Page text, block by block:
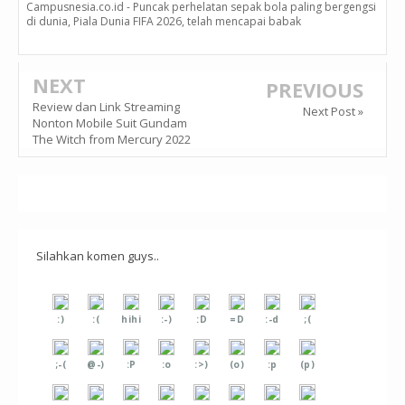
Campusnesia.co.id - Puncak perhelatan sepak bola paling bergengsi
di dunia, Piala Dunia FIFA 2026, telah mencapai babak
NEXT
Review dan Link Streaming
Nonton Mobile Suit Gundam
The Witch from Mercury 2022
PREVIOUS
Next Post »
Silahkan komen guys..
:) :( hihi :-) :D =D :-d ;(
;-( @-) :P :o :>) (o) :p (p)